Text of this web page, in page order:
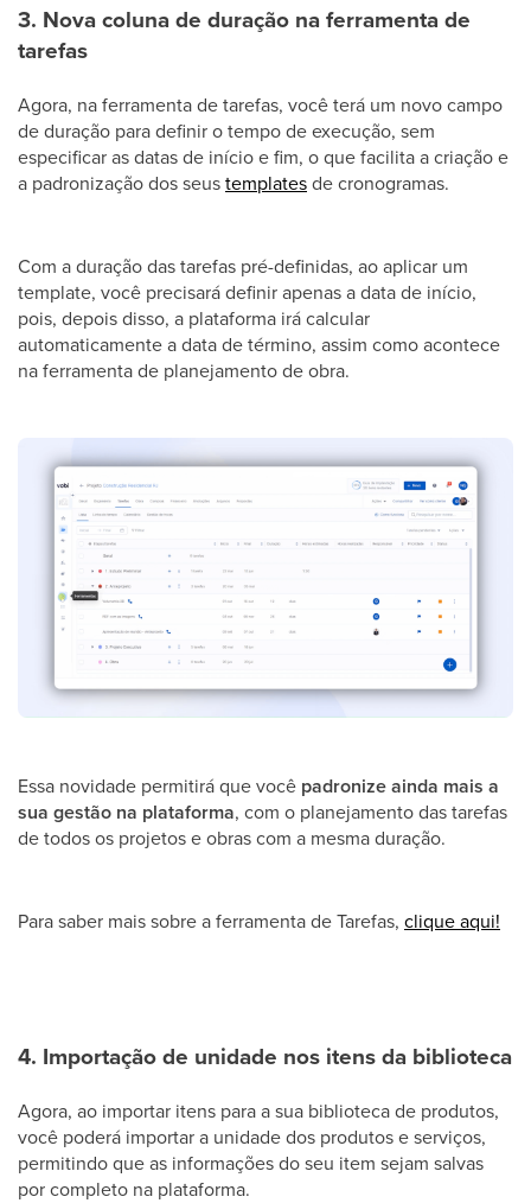
3. Nova coluna de duração na ferramenta de
tarefas
Agora, na ferramenta de tarefas, você terá um novo campo
de duração para definir o tempo de execução, sem
especificar as datas de início e fim, o que facilita a criação e
a padronização dos seustemplatesde cronogramas.
Com a duração das tarefas pré-definidas, ao aplicar um
template, você precisará definir apenas a data de início,
pois, depois disso, a plataforma irá calcular
automaticamente a data de término, assim como acontece
na ferramenta de planejamento de obra.
Essa novidade permitirá que você padronize ainda mais a
sua gestão na plataforma, com o planejamento das tarefas
de todos os projetos e obras com a mesma duração.
Para saber mais sobre a ferramenta de Tarefas, clique aqui!
4. Importação de unidade nos itens da biblioteca
Agora, ao importar itens para a sua biblioteca de produtos,
você poderá importar a unidade dos produtos e serviços,
permitindo que as informações do seu item sejam salvas
por completo na plataforma.